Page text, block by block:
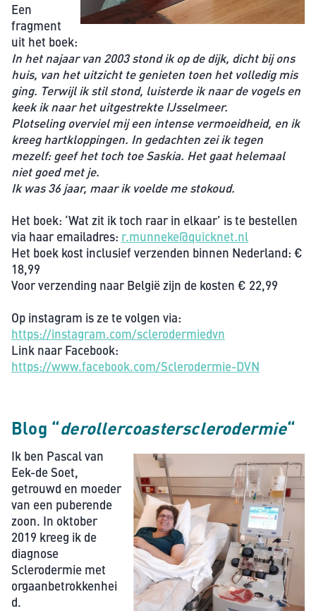
Een
fragment
uit het boek:
In het najaar van 2003 stond ik op de dijk, dicht bij ons
huis, van het uitzicht te genieten toen het volledig mis
ging. Terwijl ik stil stond, luisterde ik naar de vogels en
keek ik naar het uitgestrekte IJsselmeer.
Plotseling overviel mij een intense vermoeidheid, en ik
kreeg hartkloppingen. In gedachten zei ik tegen
mezelf: geef het toch toe Saskia. Het gaat helemaal
niet goed met je.
Ik was 36 jaar, maar ik voelde me stokoud.
Het boek: ‘Wat zit ik toch raar in elkaar’ is te bestellen
via haar emailadres: r.munneke@quicknet.nl
Het boek kost inclusief verzenden binnen Nederland: €
18,99
Voor verzending naar België zijn de kosten € 22,99
Op instagram is ze te volgen via:
https://instagram.com/sclerodermiedvn
Link naar Facebook:
https://www.facebook.com/Sclerodermie-DVN
Blog “derollercoastersclerodermie“
Ik ben Pascal van
Eek-de Soet,
getrouwd en moeder
van een puberende
zoon. In oktober
2019 kreeg ik de
diagnose
Sclerodermie met
orgaanbetrokkenhei
d.